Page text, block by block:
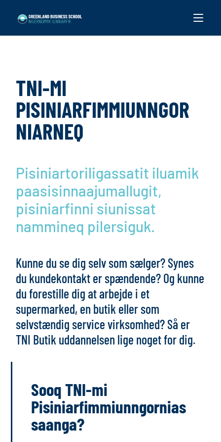
TNI-MI
PISINIARFIMMIUNNGOR
NIARNEQ
Pisiniartoriligassatit iluamik
paasisinnaajumallugit,
pisiniarfinni siunissat
nammineq pilersiguk.
Kunne du se dig selv som sælger? Synes
du kundekontakt er spændende? Og kunne
du forestille dig at arbejde i et
supermarked, en butik eller som
selvstændig service virksomhed? Så er
TNI Butik uddannelsen lige noget for dig.
Sooq TNI-mi
Pisiniarfimmiunngornias
saanga?